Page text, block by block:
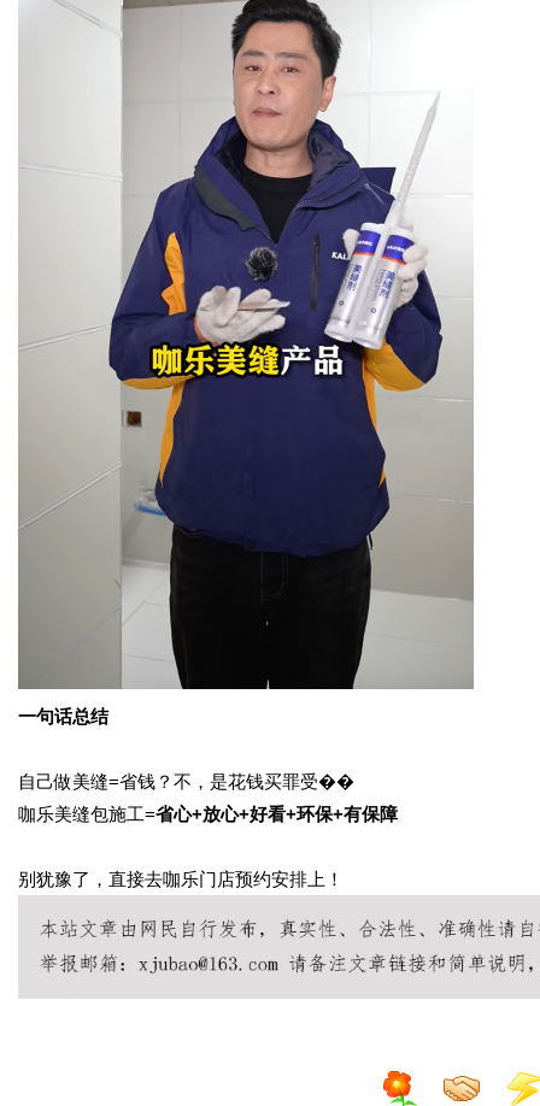
一句话总结
自己做美缝=省钱？不，是花钱买罪受��
咖乐美缝包施工=省心+放心+好看+环保+有保障
别犹豫了，直接去咖乐门店预约安排上！